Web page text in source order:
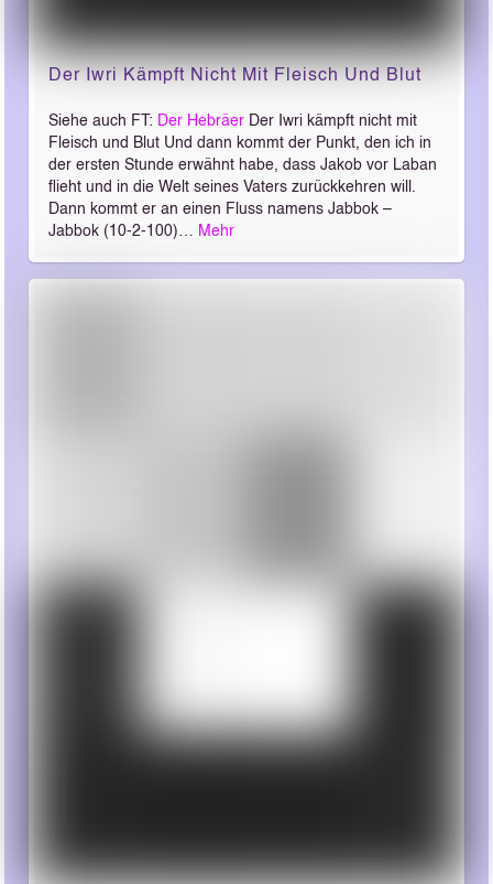
Der Iwri Kämpft Nicht Mit Fleisch Und Blut
Siehe auch FT: Der Hebräer Der Iwri kämpft nicht mit
Fleisch und Blut Und dann kommt der Punkt, den ich in
der ersten Stunde erwähnt habe, dass Jakob vor Laban
flieht und in die Welt seines Vaters zurückkehren will.
Dann kommt er an einen Fluss namens Jabbok –
Jabbok (10-2-100)… Mehr